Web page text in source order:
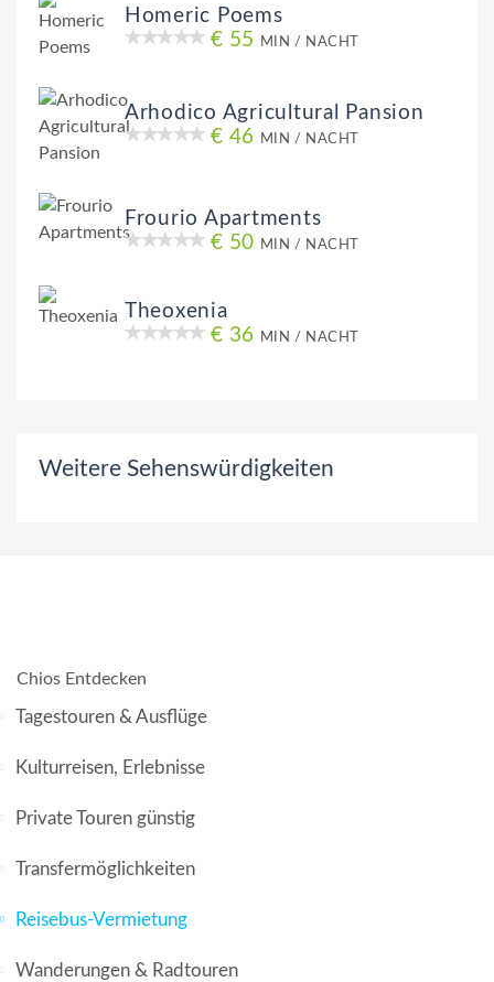
Homeric Poems
€ 55
MIN / NACHT
Arhodico Agricultural Pansion
€ 46 MIN / NACHT
Frourio Apartments
€ 50 MIN / NACHT
Theoxenia
€ 36 MIN / NACHT
Weitere Sehenswürdigkeiten
Chios Entdecken
Tagestouren & Ausflüge
Kulturreisen, Erlebnisse
Private Touren günstig
Transfermöglichkeiten
Reisebus-Vermietung
Wanderungen & Radtouren